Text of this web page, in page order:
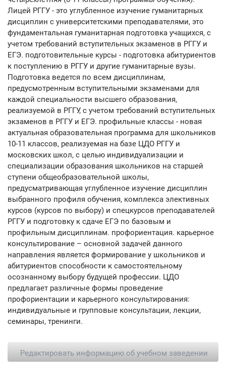
Лицей РГГУ - это углубленное изучение гуманитарных
дисциплин с университетскими преподавателями, это
фундаментальная гуманитарная подготовка учащихся, с
учетом требований вступительных экзаменов в РГГУ и
ЕГЭ. подготовительные курсы - подготовка абитуриентов
к поступлению в РГГУ и другие гуманитарные вузы.
Подготовка ведется по всем дисциплинам,
предусмотренным вступительными экзаменами для
каждой специальности высшего образования,
реализуемой в РГГУ, с учетом требований вступительных
экзаменов в РГГУ и ЕГЭ. профильные классы - новая
актуальная образовательная программа для школьников
10-11 классов, реализуемая на базе ЦДО РГГУ и
московских школ, с целью индивидуализации и
специализации образования школьников на старшей
ступени общеобразовательной школы,
предусматривающая углубленное изучение дисциплин
выбранного профиля обучения, комплекса элективных
курсов (курсов по выбору) и спецкурсов преподавателей
РГГУ и подготовку к сдаче ЕГЭ по базовым и
профильным дисциплинам. профориентация. карьерное
консультирование – основной задачей данного
направления является формирование у школьников и
абитуриентов способности к самостоятельному
осознанному выбору будущей профессии. ЦДО
предлагает различные формы проведение
профориентации и карьерного консультирования:
индивидуальные и групповые консультации, лекции,
семинары, тренинги.
Редактировать информацию об учебном заведении